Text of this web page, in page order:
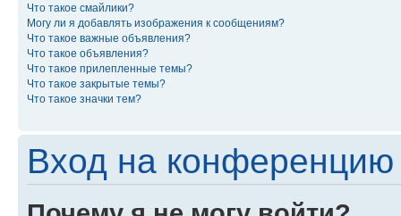
Что такое смайлики?
Могу ли я добавлять изображения к сообщениям?
Что такое важные объявления?
Что такое объявления?
Что такое прилепленные темы?
Что такое закрытые темы?
Что такое значки тем?
Вход на конференцию